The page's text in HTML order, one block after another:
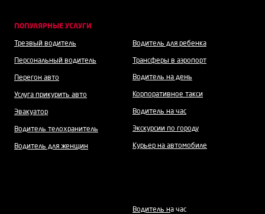
ПОПУЛЯРНЫЕ УСЛУГИ
Трезвый водитель
Персональный водитель
Перегон авто
Услуга прикурить авто
Эвакуатор
Водитель телохранитель
Водитель для женщин
Водитель для ребенка
Трансферы в аэропорт
Водитель на день
Корпоративное такси
Водитель на час
Экскурсии по городу
Курьер на автомобиле
Водитель на час